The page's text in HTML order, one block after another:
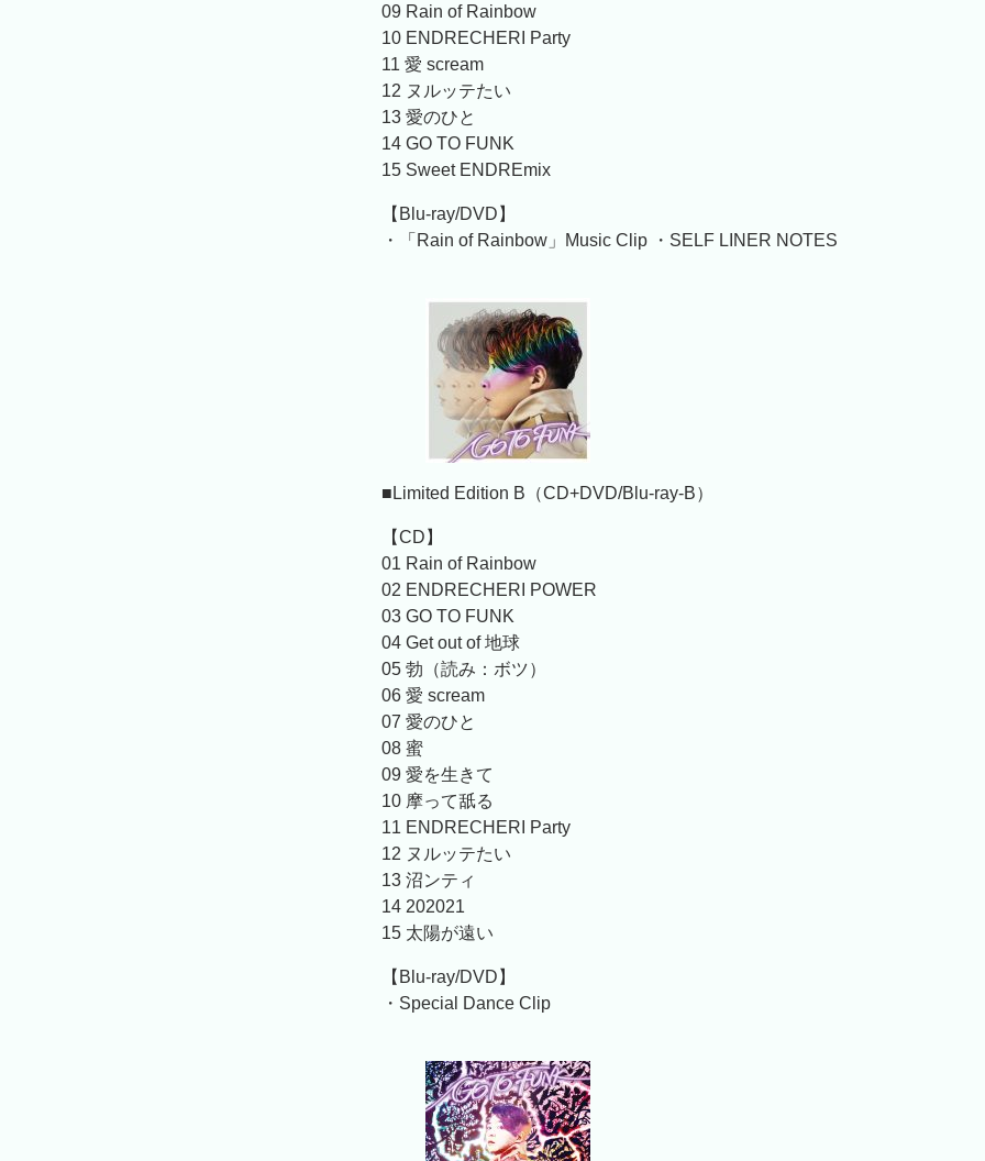
09 Rain of Rainbow
10 ENDRECHERI Party
11 愛 scream
12 ヌルッテたい
13 愛のひと
14 GO TO FUNK
15 Sweet ENDREmix
【Blu-ray/DVD】
・「Rain of Rainbow」Music Clip ・SELF LINER NOTES
■Limited Edition B（CD+DVD/Blu-ray-B）
【CD】
01 Rain of Rainbow
02 ENDRECHERI POWER
03 GO TO FUNK
04 Get out of 地球
05 勃（読み：ボツ）
06 愛 scream
07 愛のひと
08 蜜
09 愛を生きて
10 摩って舐る
11 ENDRECHERI Party
12 ヌルッテたい
13 沼ンティ
14 202021
15 太陽が遠い
【Blu-ray/DVD】
・Special Dance Clip